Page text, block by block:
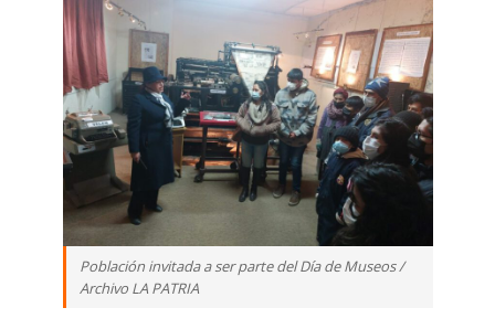
Población invitada a ser parte del Día de Museos /
Archivo LA PATRIA